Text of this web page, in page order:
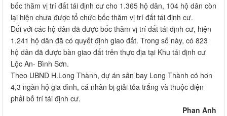
bốc thăm vị trí đất tái định cư cho 1.365 hộ dân, 104 hộ dân còn
lại hiện chưa được tổ chức bốc thăm vị trí đất tái định cư.
Đối với các hộ dân đã được bốc thăm vị trí đất tái định cư, hiện
1.241 hộ dân đã có quyết định giao đất. Trong số này, có 823
hộ dân đã được bàn giao đất trên thực địa tại Khu tái định cư
Lộc An- Bình Sơn.
Theo UBND H.Long Thành, dự án sân bay Long Thành có hơn
4,3 ngàn hộ gia đình, cá nhân bị giải tỏa trắng và thuộc diện
phải bố trí tái định cư.
Phan Anh